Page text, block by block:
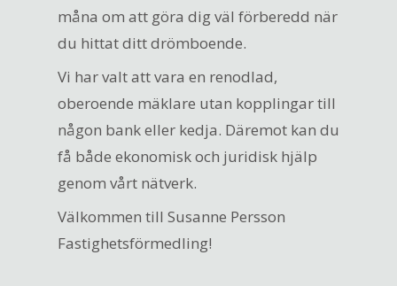
måna om att göra dig väl förberedd när
du hittat ditt drömboende.
Vi har valt att vara en renodlad,
oberoende mäklare utan kopplingar till
någon bank eller kedja. Däremot kan du
få både ekonomisk och juridisk hjälp
genom vårt nätverk.
Välkommen till Susanne Persson
Fastighetsförmedling!